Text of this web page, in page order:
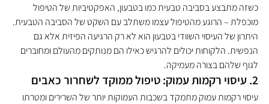
כשזה מתבצע בסביבה טבעית כמו בטבעון, האפקטיביות של הטיפול
מוכפלת – הרוגע מהטיפול עצמו משתלב עם השקט של הסביבה הטבעית.
היתרון של העיסוי השוודי בטבעון הוא לא רק הרגיעה הפיזית אלא גם
הנפשית. הלקוחות יכולים להרגיש כאילו הם מנותקים מהעולם ומחוברים
לגוף שלהם בצורה מעמיקה.
2. עיסוי רקמות עמוק: טיפול ממוקד לשחרור כאבים
עיסוי רקמות עמוק מתמקד בשכבות העמוקות יותר של השרירים ומטרתו